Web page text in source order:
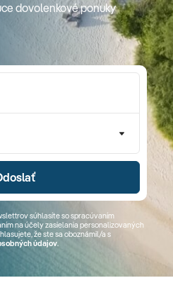
dovolenkové ponuky
súhlasíte so spracúvaním
na účely zasielania personalizovaných
že ste sa oboznámil/a s
údajov.